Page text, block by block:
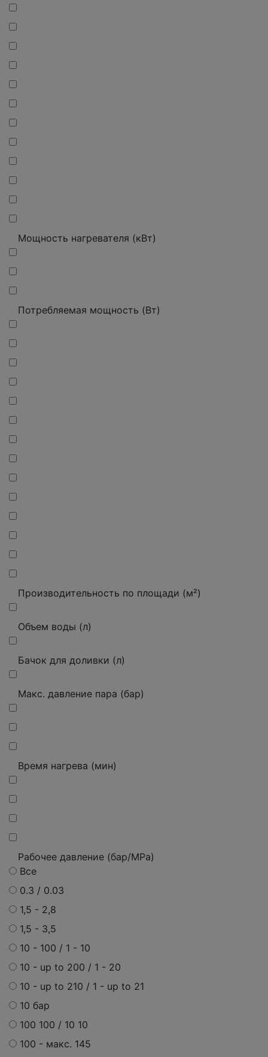
Мощность нагревателя (кВт)
Потребляемая мощность (Вт)
Производительность по площади (м²)
Объем воды (л)
Бачок для доливки (л)
Макс. давление пара (бар)
Время нагрева (мин)
Рабочее давление (бар/MPa)
Все
0.3 / 0.03
1,5 - 2,8
1,5 - 3,5
10 - 100 / 1 - 10
10 - up to 200 / 1 - 20
10 - up to 210 / 1 - up to 21
10 бар
100 100 / 10 10
100 - макс. 145